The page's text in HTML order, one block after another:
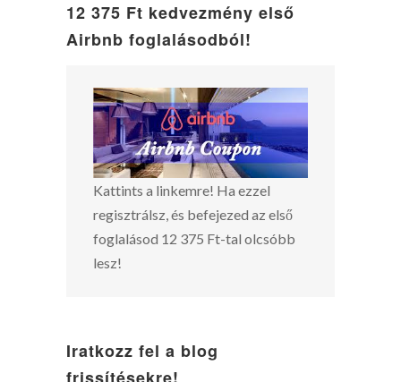
12 375 Ft kedvezmény első
Airbnb foglalásodból!
Kattints a linkemre! Ha ezzel
regisztrálsz, és befejezed az első
foglalásod 12 375 Ft-tal olcsóbb
lesz!
Iratkozz fel a blog